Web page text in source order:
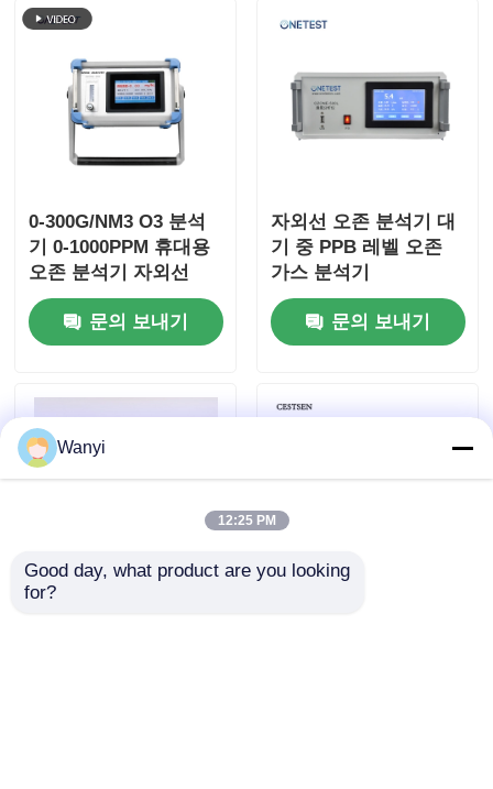
야외 공기 질 모니터링 시스템
음이온 감지기
타이완 후이보 초음파 악기 시리즈
광섬유 온도 측정기
적외선 방출량 감지기
0-300G/NM3 O3 분석
기 0-1000PPM 휴대용
오존 분석기 자외선
문의 보내기
자외선 오존 분석기 대
기 중 PPB 레벨 오존
가스 분석기
문의 보내기
Wanyi
12:25 PM
Good day, what product are you looking
for?